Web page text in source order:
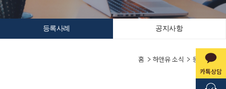
카톡상담
등록사례 공지사항
홈 하앤유 소식 등록사례